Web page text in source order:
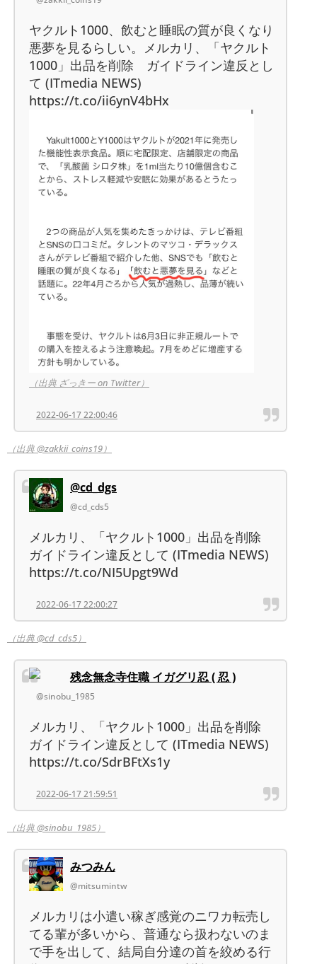
ヤクルト1000、飲むと睡眠の質が良くなり
悪夢を見るらしい。メルカリ、「ヤクルト
1000」出品を削除 ガイドライン違反とし
て (ITmedia NEWS)
https://t.co/ii6ynV4bHx
（出典 ざっきー on Twitter）
2022-06-17 22:00:46
（出典 @zakkii_coins19）
@cd_dgs
@cd_cds5
メルカリ、「ヤクルト1000」出品を削除
ガイドライン違反として (ITmedia NEWS)
https://t.co/NI5Upgt9Wd
2022-06-17 22:00:27
（出典 @cd_cds5）
残念無念寺住職 イガグリ忍 ( 忍 )
@sinobu_1985
メルカリ、「ヤクルト1000」出品を削除
ガイドライン違反として (ITmedia NEWS)
https://t.co/SdrBFtXs1y
2022-06-17 21:59:51
（出典 @sinobu_1985）
みつみん
@mitsumintw
メルカリは小遣い稼ぎ感覚のニワカ転売し
てる輩が多いから、普通なら扱わないのま
で手を出して、結局自分達の首を絞める行